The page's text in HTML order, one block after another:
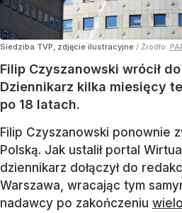
Siedziba TVP, zdjęcie ilustracyjne / Źródło:
Filip Czyszanowski wrócił
Dziennikarz kilka miesięcy
po 18 latach.
Filip Czyszanowski ponownie
Polską. Jak ustalił portal
dziennikarz dołączył do
Warszawa, wracając tym
nadawcy po zakończeniu